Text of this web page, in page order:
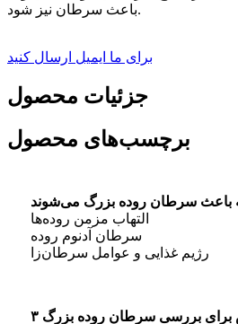
باعث سرطان نیز شود.
برای ما ایمیل ارسال کنید
جزئیات محصول
برچسب‌های محصول
باعث سرطان روده بزرگ می‌شوند
التهاب مزمن روده‌ها
سرطان آدنوم روده
رژیم غذایی و عوامل سرطان‌زا
برای بررسی سرطان روده بزرگ